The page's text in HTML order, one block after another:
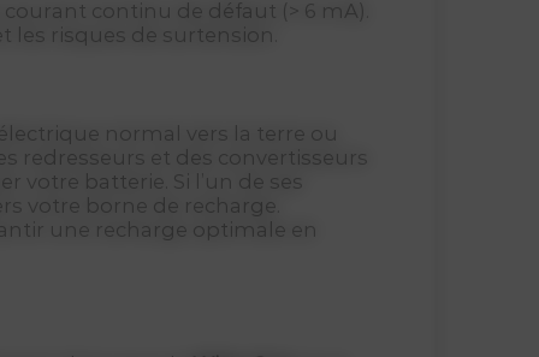
continu de défaut (> 6 mA).
les risques de surtension.
normal vers la terre ou
redresseurs et des convertisseurs
batterie. Si l’un de ses
votre borne de recharge.
une recharge optimale en